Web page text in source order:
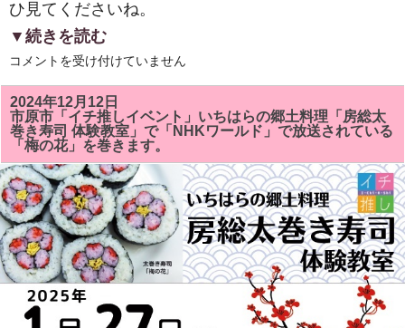
ひ見てくださいね。
▼続きを読む
２
２
５
年
新
年
明
け
ま
し
て
お
め
で
と
う
ご
ざ
コメントを受け付けていません
2024年12月12日
市原市「イチ推しイベント」いちはらの郷土料理「房総太
巻き寿司 体験教室」で「NHKワールド」で放送されている
「梅の花」を巻きます。